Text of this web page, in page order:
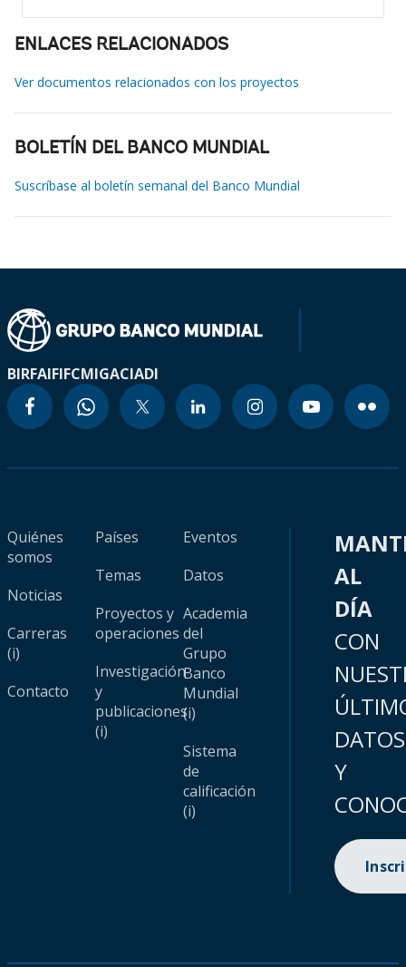
ENLACES RELACIONADOS
Ver documentos relacionados con los proyectos
BOLETÍN DEL BANCO MUNDIAL
Suscríbase al boletín semanal del Banco Mundial
BIRFAIFIFCMIGACIADI
Quiénes
somos
Noticias
Carreras
(i)
Contacto
Países
Temas
Proyectos y
operaciones
Investigación
y
publicaciones
(i)
Eventos
Datos
Academia
del
Grupo
Banco
Mundial
(i)
Sistema
de
calificación
(i)
AL
DÍA
CON
DATOS
Y